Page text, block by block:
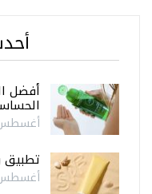
أفضل
أغسطس 7,
تطبيق
أغسطس 7,